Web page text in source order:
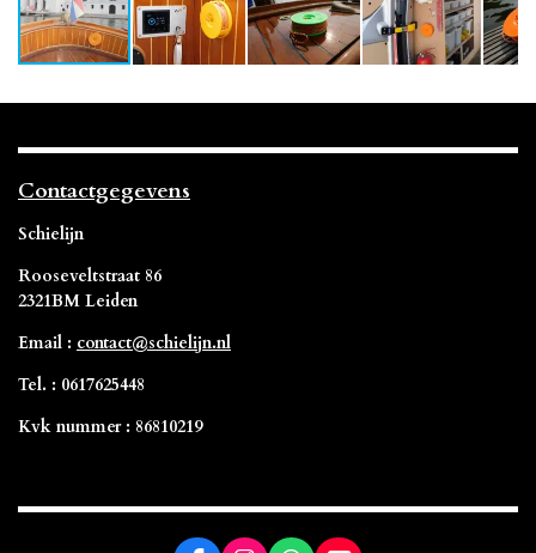
Contactgegevens
Schielijn
Rooseveltstraat 86
2321BM Leiden
Email : contact@schielijn.nl
Tel. : 0617625448
Kvk nummer : 86810219